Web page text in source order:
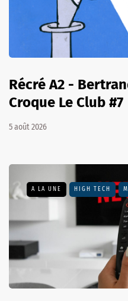
Récré A2 -
Croque Le Club #7
5 août 2026
A LA UNE HIGH TECH